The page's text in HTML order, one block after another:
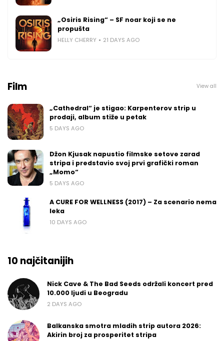
„Osiris Rising“ – SF noar koji se ne
propušta
HELLY CHERRY 21 DAYS AGO
Film View all
„Cathedral“ je stigao: Karpenterov strip u
prodaji, album stiže u petak
5 DAYS AGO
Džon Kjusak napustio filmske setove zarad
stripa i predstavio svoj prvi grafički roman
„Momo“
5 DAYS AGO
A CURE FOR WELLNESS (2017) – Za scenario nema
leka
10 DAYS AGO
10 najčitanijih
Nick Cave & The Bad Seeds održali koncert pred
10.000 ljudi u Beogradu
2 DAYS AGO
Balkanska smotra mladih strip autora 2026:
Akirin broj za prosperitet stripa